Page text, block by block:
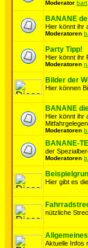
Moderator bart
BANANE
Hier könnt ihr
Moderatoren
Party Tipp!
Hier könnt ihr
Moderatoren
Bilder der
Hier können
BANANE
Hier könnt ihr
Moderatoren
BANANE-
der
Moderatoren
Hier gibt es
nützliche
Allgemeines
Aktuelle Infos